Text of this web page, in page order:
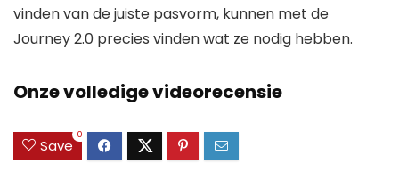
vinden van de juiste pasvorm, kunnen met de
Journey 2.0 precies vinden wat ze nodig hebben.
Onze volledige videorecensie
Save
0